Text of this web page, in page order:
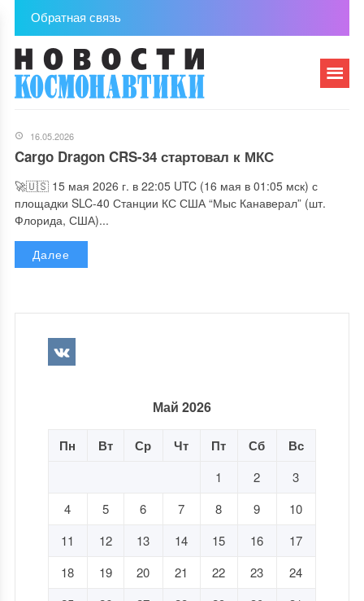
Обратная связь
16.05.2026
Cargo Dragon CRS-34 стартовал к МКС
🚀🇺🇸 15 мая 2026 г. в 22:05 UTC (16 мая в 01:05 мск) с
площадки SLC-40 Станции КС США “Мыс Канаверал” (шт.
Флорида, США)...
Далее
Май 2026
Пн Вт Ср Чт Пт Сб Вс
1 2
3
4
5 6 7 8 9
10
11
12 13 14 15 16
17
18
19 20 21 22 23
24